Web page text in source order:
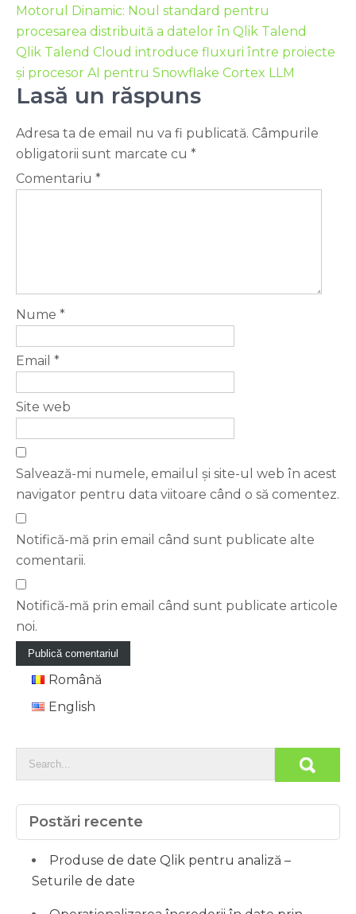
Motorul Dinamic: Noul standard pentru
procesarea distribuită a datelor în Qlik Talend
Qlik Talend Cloud introduce fluxuri între proiecte
și procesor AI pentru Snowflake Cortex LLM
Lasă un răspuns
Adresa ta de email nu va fi publicată. Câmpurile
obligatorii sunt marcate cu *
Comentariu *
Nume *
Email *
Site web
Salvează-mi numele, emailul și site-ul web în acest
navigator pentru data viitoare când o să comentez.
Notifică-mă prin email când sunt publicate alte
comentarii.
Notifică-mă prin email când sunt publicate articole
noi.
Română
English
Postări recente
Produse de date Qlik pentru analiză –
Seturile de date